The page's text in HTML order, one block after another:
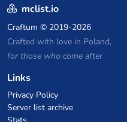
mclist.io
Craftum © 2019-2026
Crafted with love in Poland,
for those who come after
Links
Privacy Policy
Server list archive
Stats